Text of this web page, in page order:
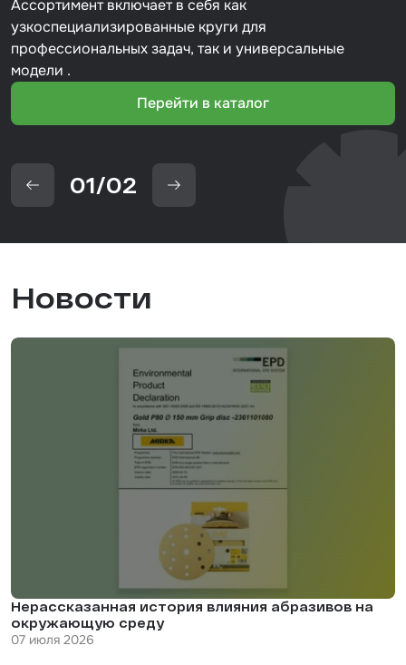
Ассортимент включает в себя как
узкоспециализированные круги для
профессиональных задач, так и универсальные
модели .
Перейти в каталог
01/02
Новости
Нерассказанная история влияния абразивов на
окружающую среду
07 июля 2026